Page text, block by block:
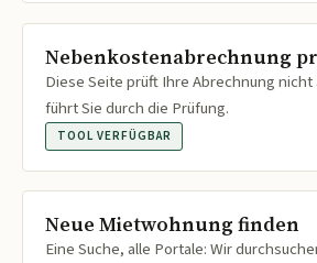
Nebenkostenabrechnung
Diese Seite prüft Ihre Abrechnung
führt Sie durch die Prüfung.
TOOL VERFÜGBAR
Neue Mietwohnung finden
Eine Suche, alle Portale: Wir